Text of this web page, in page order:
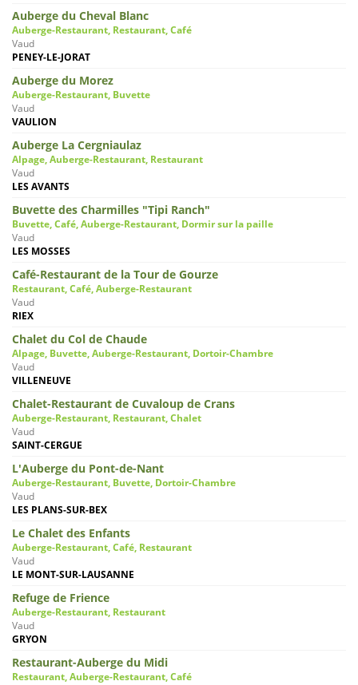
Auberge du Cheval Blanc
Auberge-Restaurant, Restaurant, Café
Vaud
PENEY-LE-JORAT
Auberge du Morez
Auberge-Restaurant, Buvette
Vaud
VAULION
Auberge La Cergniaulaz
Alpage, Auberge-Restaurant, Restaurant
Vaud
LES AVANTS
Buvette des Charmilles "Tipi Ranch"
Buvette, Café, Auberge-Restaurant, Dormir sur la paille
Vaud
LES MOSSES
Café-Restaurant de la Tour de Gourze
Restaurant, Café, Auberge-Restaurant
Vaud
RIEX
Chalet du Col de Chaude
Alpage, Buvette, Auberge-Restaurant, Dortoir-Chambre
Vaud
VILLENEUVE
Chalet-Restaurant de Cuvaloup de Crans
Auberge-Restaurant, Restaurant, Chalet
Vaud
SAINT-CERGUE
L'Auberge du Pont-de-Nant
Auberge-Restaurant, Buvette, Dortoir-Chambre
Vaud
LES PLANS-SUR-BEX
Le Chalet des Enfants
Auberge-Restaurant, Café, Restaurant
Vaud
LE MONT-SUR-LAUSANNE
Refuge de Frience
Auberge-Restaurant, Restaurant
Vaud
GRYON
Restaurant-Auberge du Midi
Restaurant, Auberge-Restaurant, Café